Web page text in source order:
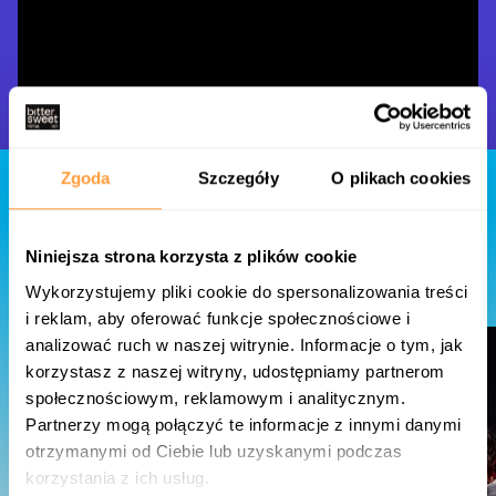
Zgoda Szczegóły O plikach cookies
Niniejsza strona korzysta z plików cookie
Wykorzystujemy pliki cookie do spersonalizowania treści
i reklam, aby oferować funkcje społecznościowe i
analizować ruch w naszej witrynie. Informacje o tym, jak
korzystasz z naszej witryny, udostępniamy partnerom
społecznościowym, reklamowym i analitycznym.
Partnerzy mogą połączyć te informacje z innymi danymi
otrzymanymi od Ciebie lub uzyskanymi podczas
korzystania z ich usług.
Also performing
czwartek
Thursday
13
08
sobota
Saturday
15
08
piątek
Friday